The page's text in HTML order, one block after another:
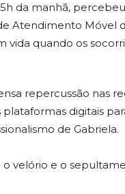
da manhã,
Atendimento Móvel
vida quando os
repercussão nas
plataformas digitais
de Gabriela.
velório e o